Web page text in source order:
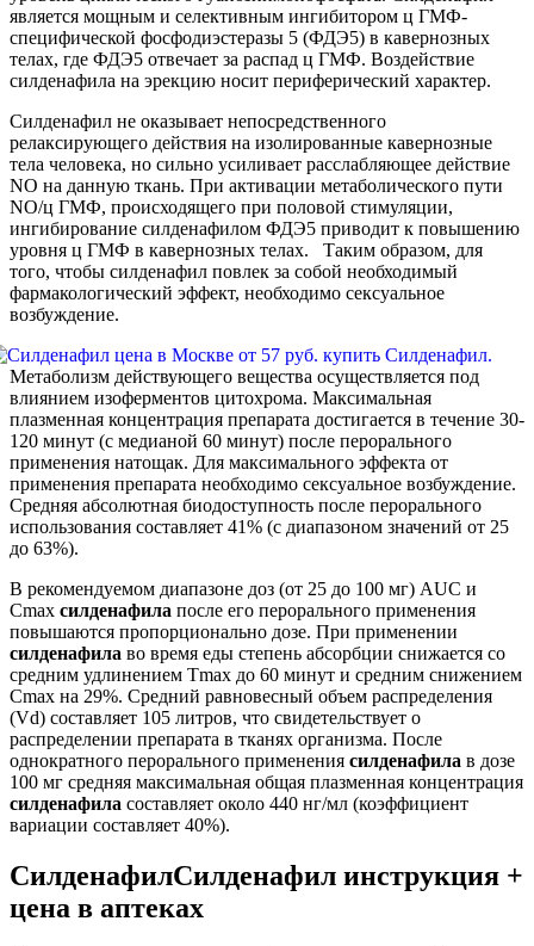
является мощным и селективным ингибитором ц ГМФ-
специфической фосфодиэстеразы 5 (ФДЭ5) в кавернозных
телах, где ФДЭ5 отвечает за распад ц ГМФ. Воздействие
силденафила на эрекцию носит периферический характер.
Силденафил не оказывает непосредственного
релаксирующего действия на изолированные кавернозные
тела человека, но сильно усиливает расслабляющее действие
NO на данную ткань. При активации метаболического пути
NO/ц ГМФ, происходящего при половой стимуляции,
ингибирование силденафилом ФДЭ5 приводит к повышению
уровня ц ГМФ в кавернозных телах. Таким образом, для
того, чтобы силденафил повлек за собой необходимый
фармакологический эффект, необходимо сексуальное
возбуждение.
Метаболизм действующего вещества осуществляется под
влиянием изоферментов цитохрома. Максимальная
плазменная концентрация препарата достигается в течение 30-
120 минут (с медианой 60 минут) после перорального
применения натощак. Для максимального эффекта от
применения препарата необходимо сексуальное возбуждение.
Средняя абсолютная биодоступность после перорального
использования составляет 41% (с диапазоном значений от 25
до 63%).
В рекомендуемом диапазоне доз (от 25 до 100 мг) AUC и
Сmax силденафила после его перорального применения
повышаются пропорционально дозе. При применении
силденафила во время еды степень абсорбции снижается со
средним удлинением Tmax до 60 минут и средним снижением
Cmax на 29%. Средний равновесный объем распределения
(Vd) составляет 105 литров, что свидетельствует о
распределении препарата в тканях организма. После
однократного перорального применения силденафила в дозе
100 мг средняя максимальная общая плазменная концентрация
силденафила составляет около 440 нг/мл (коэффициент
вариации составляет 40%).
СилденафилСилденафил инструкция +
цена в аптеках